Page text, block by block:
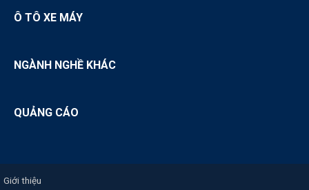
Ô TÔ XE MÁY
NGÀNH NGHỀ KHÁC
QUẢNG CÁO
Giới thiệu